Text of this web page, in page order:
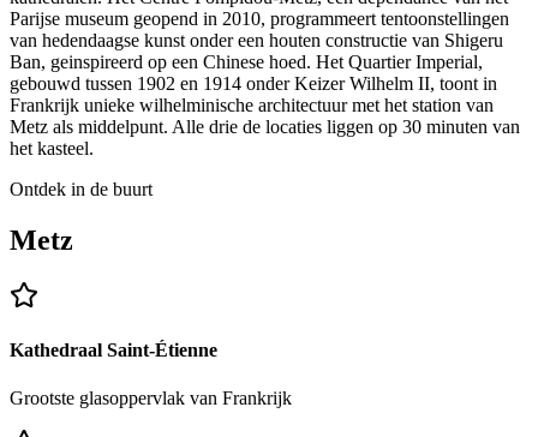
Parijse museum geopend in 2010, programmeert tentoonstellingen
van hedendaagse kunst onder een houten constructie van Shigeru
Ban, geinspireerd op een Chinese hoed. Het Quartier Imperial,
gebouwd tussen 1902 en 1914 onder Keizer Wilhelm II, toont in
Frankrijk unieke wilhelminische architectuur met het station van
Metz als middelpunt. Alle drie de locaties liggen op 30 minuten van
het kasteel.
Ontdek in de buurt
Metz
Kathedraal Saint-Étienne
Grootste glasoppervlak van Frankrijk